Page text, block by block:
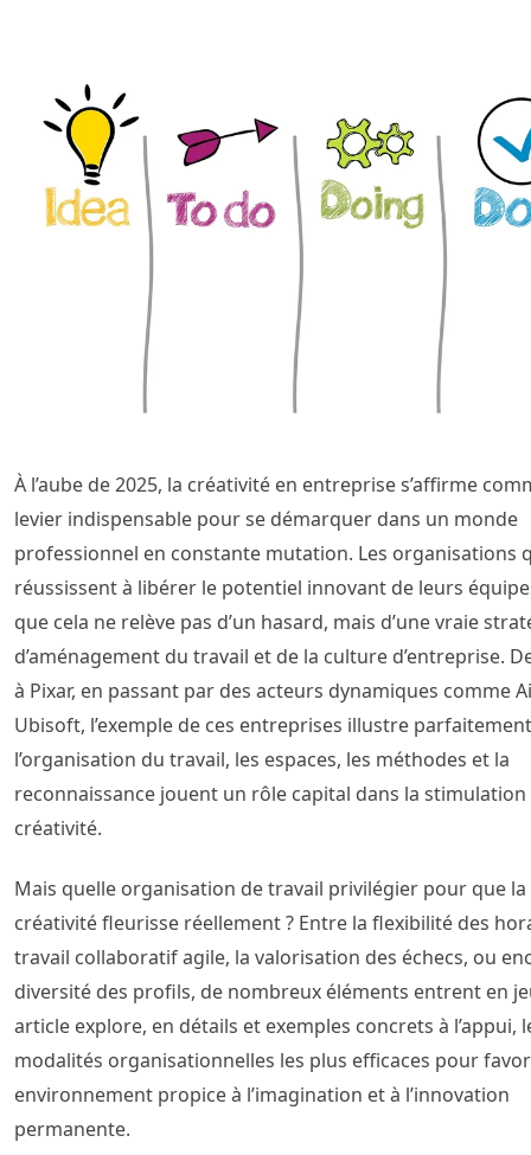
À l’aube de 2025, la créativité en entreprise s’affirme
levier indispensable pour se démarquer dans un monde
professionnel en constante mutation. Les organisations
réussissent à libérer le potentiel innovant de leurs
que cela ne relève pas d’un hasard, mais d’une vraie
d’aménagement du travail et de la culture d’entreprise.
à Pixar, en passant par des acteurs dynamiques comme
Ubisoft, l’exemple de ces entreprises illustre
l’organisation du travail, les espaces, les méthodes et la
reconnaissance jouent un rôle capital dans la stimulation
créativité.
Mais quelle organisation de travail privilégier pour que la
créativité fleurisse réellement ? Entre la flexibilité des
travail collaboratif agile, la valorisation des échecs, ou
diversité des profils, de nombreux éléments entrent en
article explore, en détails et exemples concrets à l’appui,
modalités organisationnelles les plus efficaces pour
environnement propice à l’imagination et à l’innovation
permanente.